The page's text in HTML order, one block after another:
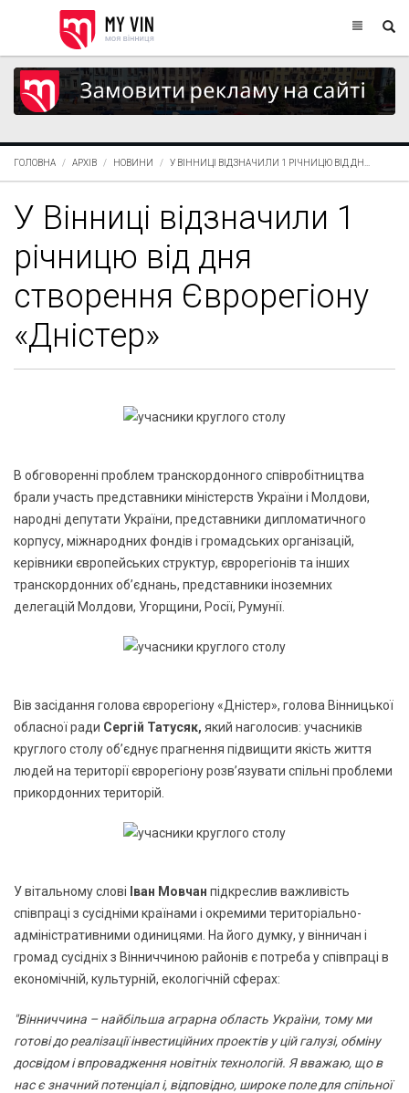
ГОЛОВНА АРХІВ НОВИНИ У ВІННИЦІ ВІДЗНАЧИЛИ 1 РІЧНИЦЮ ВІД ДН...
У Вінниці відзначили 1
річницю від дня
створення Єврорегіону
«Дністер»
В обговоренні проблем транскордонного співробітництва
брали участь представники міністерств України і Молдови,
народні депутати України, представники дипломатичного
корпусу, міжнародних фондів і громадських організацій,
керівники європейських структур, єврорегіонів та інших
транскордонних об’єднань, представники іноземних
делегацій Молдови, Угорщини, Росії, Румунії.
Вів засідання голова єврорегіону «Дністер», голова Вінницької
обласної ради Сергій Татусяк, який наголосив: учасників
круглого столу об’єднує прагнення підвищити якість життя
людей на території єврорегіону розв’язувати спільні проблеми
прикордонних територій.
У вітальному слові Іван Мовчан підкреслив важливість
співпраці з сусідніми країнами і окремими територіально-
адміністративними одиницями. На його думку, у вінничан і
громад сусідніх з Вінниччиною районів є потреба у співпраці в
економічній, культурній, екологічній сферах:
"Вінниччина – найбільша аграрна область України, тому ми
готові до реалізації інвестиційних проектів у цій галузі, обміну
досвідом і впровадження новітніх технологій. Я вважаю, що в
нас є значний потенціал і, відповідно, широке поле для спільної